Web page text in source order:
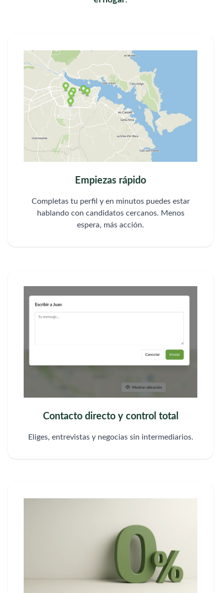
Empiezas rápido
Completas tu perfil y en minutos puedes estar
hablando con candidatos cercanos. Menos
espera, más acción.
Contacto directo y control total
Eliges, entrevistas y negocias sin intermediarios.